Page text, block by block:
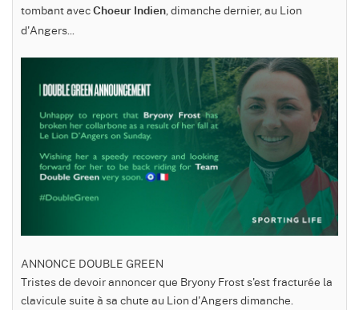
tombant avec Choeur Indien , dimanche dernier, au Lion
d'Angers...
ANNONCE DOUBLE GREEN
Tristes de devoir annoncer que Bryony Frost s'est fracturée la
clavicule suite à sa chute au Lion d'Angers dimanche.